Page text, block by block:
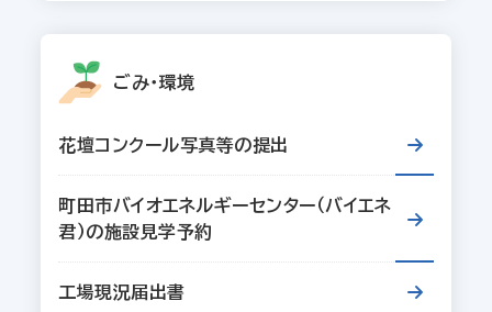
ごみ・環境
花壇コンクール写真等の提出
町田市バイオエネルギーセンター（バイエネ
君）の施設見学予約
工場現況届出書